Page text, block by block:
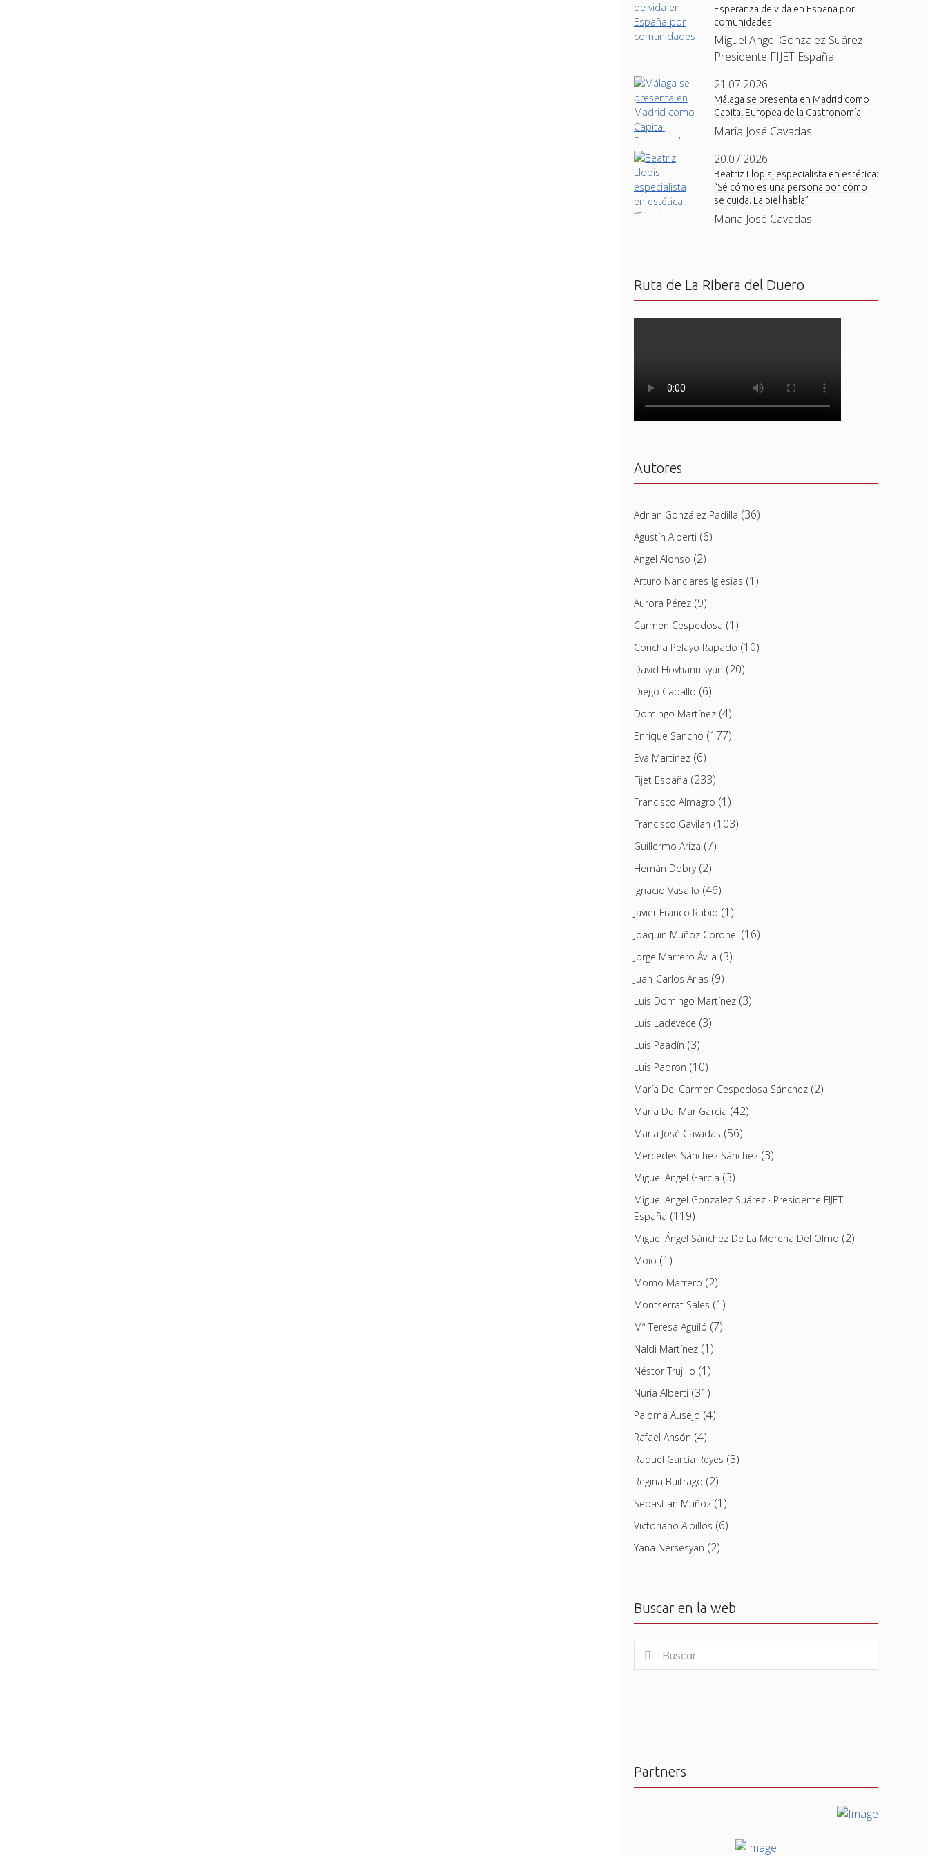
Esperanza de vida en España por
comunidades
Miguel Angel Gonzalez Suárez ·
Presidente FIJET España
21.07.2026
Málaga se presenta en Madrid como
Capital Europea de la Gastronomía
Maria José Cavadas
20.07.2026
Beatriz Llopis, especialista en estética:
“Sé cómo es una persona por cómo
se cuida. La piel habla”
Maria José Cavadas
Ruta de La Ribera del Duero
Autores
Adrián González Padilla (36)
Agustín Alberti (6)
Angel Alonso (2)
Arturo Nanclares Iglesias (1)
Aurora Pérez(9)
Carmen Cespedosa (1)
Concha Pelayo Rapado (10)
David Hovhannisyan (20)
Diego Caballo (6)
Domingo Martínez(4)
Enrique Sancho (177)
Eva Martinez(6)
Fijet España (233)
Francisco Almagro (1)
Francisco Gavilan (103)
Guillermo Ariza (7)
Hernán Dobry(2)
Ignacio Vasallo (46)
Javier Franco Rubio (1)
Joaquin Muñoz Coronel (16)
Jorge Marrero Ávila (3)
Juan-Carlos Arias (9)
Luis Domingo Martínez(3)
Luis Ladevece (3)
Luis Paadín (3)
Luis Padron (10)
María Del Carmen Cespedosa Sánchez(2)
María Del Mar García (42)
Maria José Cavadas (56)
Mercedes Sánchez Sánchez(3)
Miguel Ángel García (3)
Miguel Angel Gonzalez Suárez · Presidente FIJET
España (119)
Miguel Ángel Sánchez De La Morena Del Olmo (2)
Moio (1)
Momo Marrero (2)
Montserrat Sales (1)
Mª Teresa Aguiló (7)
Naldi Martínez(1)
Néstor Trujillo (1)
Nuria Alberti (31)
Paloma Ausejo (4)
Rafael Ansón (4)
Raquel García Reyes (3)
Regina Buitrago (2)
Sebastian Muñoz(1)
Victoriano Albillos (6)
Yana Nersesyan (2)
Buscar en la web
for:
Buscar
Partners